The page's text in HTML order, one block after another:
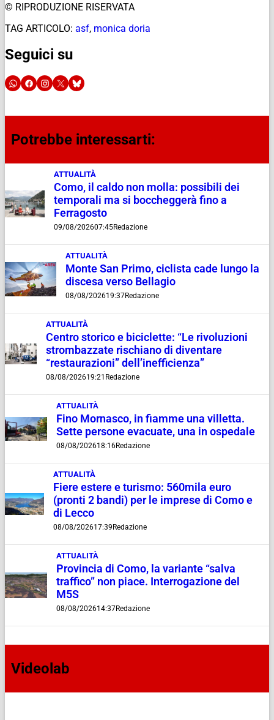
© RIPRODUZIONE RISERVATA
TAG ARTICOLO: asf, monica doria
Seguici su
Potrebbe interessarti:
ATTUALITÀ
Como, il caldo non molla: possibili dei
temporali ma si boccheggerà fino a
Ferragosto
09/08/202607:45Redazione
ATTUALITÀ
Monte San Primo, ciclista cade lungo la
discesa verso Bellagio
08/08/202619:37Redazione
ATTUALITÀ
Centro storico e biciclette: “Le rivoluzioni
strombazzate rischiano di diventare
“restaurazioni” dell’inefficienza”
08/08/202619:21 Redazione
ATTUALITÀ
Fino Mornasco, in fiamme una villetta.
Sette persone evacuate, una in ospedale
08/08/202618:16Redazione
ATTUALITÀ
Fiere estere e turismo: 560mila euro
(pronti 2 bandi) per le imprese di Como e
di Lecco
08/08/202617:39 Redazione
ATTUALITÀ
Provincia di Como, la variante “salva
traffico” non piace. Interrogazione del
M5S
08/08/202614:37Redazione
Videolab